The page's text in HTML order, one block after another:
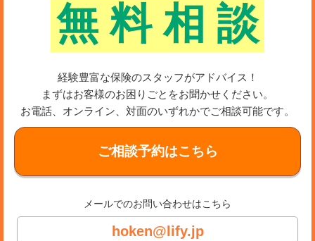
無 料 相 談
経験豊富な保険のスタッフがアドバイス！
まずはお客様のお困りごとをお聞かせください。
お電話、オンライン、対面のいずれかでご相談可能です。
ご相談予約はこちら
メールでのお問い合わせはこちら
hoken@lify.jp